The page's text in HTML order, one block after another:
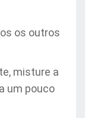
os outros
misture a
um pouco